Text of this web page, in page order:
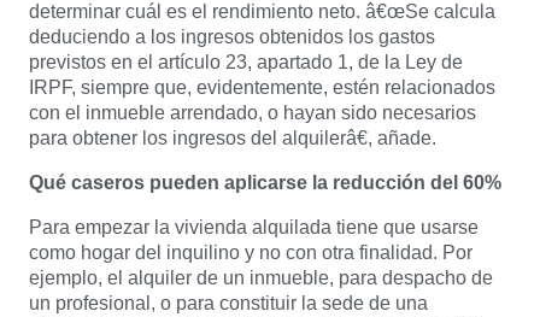
determinar cuál es el rendimiento neto. â€œSe calcula
deduciendo a los ingresos obtenidos los gastos
previstos en el artículo 23, apartado 1, de la Ley de
IRPF, siempre que, evidentemente, estén relacionados
con el inmueble arrendado, o hayan sido necesarios
para obtener los ingresos del alquilerâ€, añade.
Qué caseros pueden aplicarse la reducción del 60%
Para empezar la vivienda alquilada tiene que usarse
como hogar del inquilino y no con otra finalidad. Por
ejemplo, el alquiler de un inmueble, para despacho de
un profesional, o para constituir la sede de una